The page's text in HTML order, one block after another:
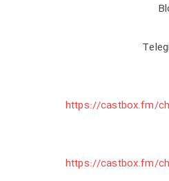
https://castbox.fm/
https://castbox.fm/